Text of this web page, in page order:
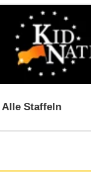
Alle Staffeln